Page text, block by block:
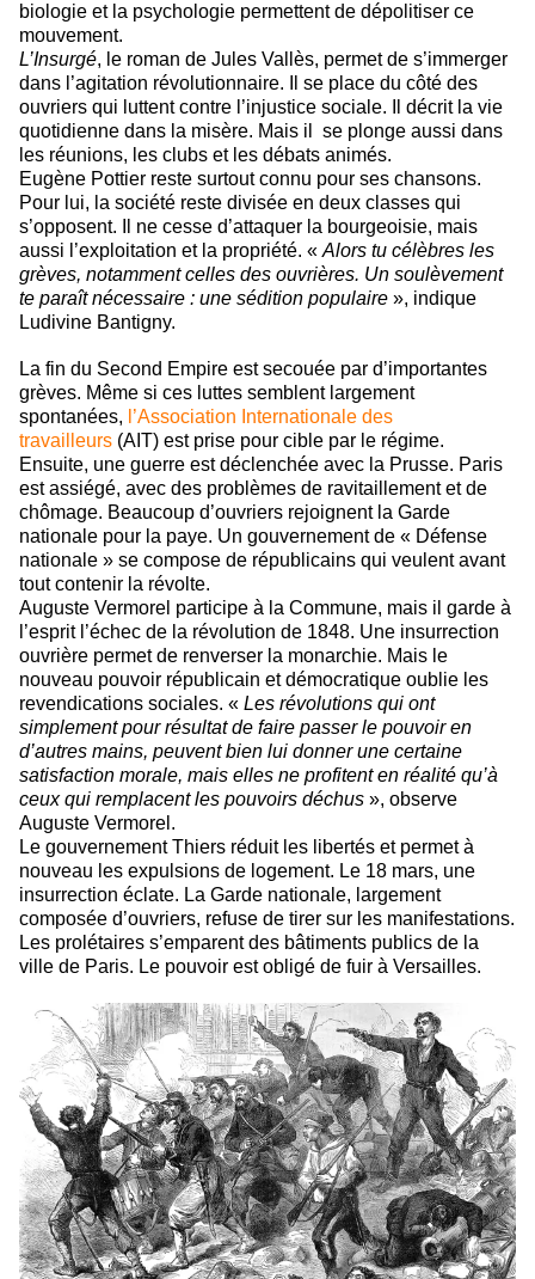
biologie et la psychologie permettent de dépolitiser ce
mouvement.
L’Insurgé, le roman de Jules Vallès, permet de s’immerger
dans l’agitation révolutionnaire. Il se place du côté des
ouvriers qui luttent contre l’injustice sociale. Il décrit la vie
quotidienne dans la misère. Mais il se plonge aussi dans
les réunions, les clubs et les débats animés.
Eugène Pottier reste surtout connu pour ses chansons.
Pour lui, la société reste divisée en deux classes qui
s’opposent. Il ne cesse d’attaquer la bourgeoisie, mais
aussi l’exploitation et la propriété. « Alors tu célèbres les
grèves, notamment celles des ouvrières. Un soulèvement
te paraît nécessaire : une sédition populaire », indique
Ludivine Bantigny.
La fin du Second Empire est secouée par d’importantes
grèves. Même si ces luttes semblent largement
spontanées, l’Association Internationale des
travailleurs (AIT) est prise pour cible par le régime.
Ensuite, une guerre est déclenchée avec la Prusse. Paris
est assiégé, avec des problèmes de ravitaillement et de
chômage. Beaucoup d’ouvriers rejoignent la Garde
nationale pour la paye. Un gouvernement de « Défense
nationale » se compose de républicains qui veulent avant
tout contenir la révolte.
Auguste Vermorel participe à la Commune, mais il garde à
l’esprit l’échec de la révolution de 1848. Une insurrection
ouvrière permet de renverser la monarchie. Mais le
nouveau pouvoir républicain et démocratique oublie les
revendications sociales. « Les révolutions qui ont
simplement pour résultat de faire passer le pouvoir en
d’autres mains, peuvent bien lui donner une certaine
satisfaction morale, mais elles ne profitent en réalité qu’à
ceux qui remplacent les pouvoirs déchus », observe
Auguste Vermorel.
Le gouvernement Thiers réduit les libertés et permet à
nouveau les expulsions de logement. Le 18 mars, une
insurrection éclate. La Garde nationale, largement
composée d’ouvriers, refuse de tirer sur les manifestations.
Les prolétaires s’emparent des bâtiments publics de la
ville de Paris. Le pouvoir est obligé de fuir à Versailles.